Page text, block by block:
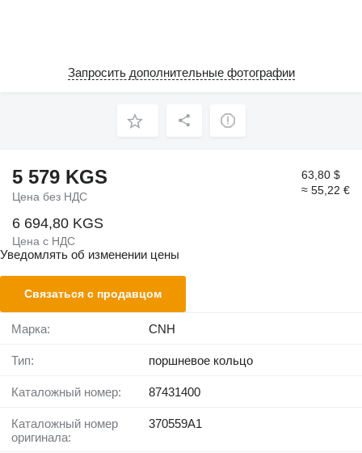
Запросить дополнительные фотографии
5 579 KGS
Цена без НДС
63,80 $
≈ 55,22 €
6 694,80 KGS
Цена с НДС
Уведомлять об изменении цены
Связаться с продавцом
Марка: CNH
Тип: поршневое кольцо
Каталожный номер: 87431400
Каталожный номер
оригинала:
370559A1